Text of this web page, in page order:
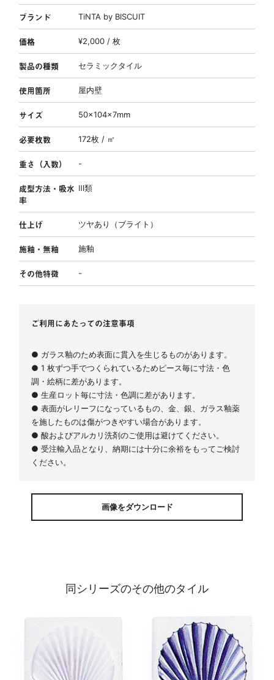
ブランド TiNTA by BISCUIT
価格 ¥2,000 / 枚
製品の種類 セラミックタイル
使用箇所 屋内壁
サイズ 50×104×7mm
必要枚数 172枚 / ㎡
重さ（入数） -
成型方法・吸水
率
Ⅲ類
仕上げ ツヤあり（ブライト）
施釉・無釉 施釉
その他特徴 -
ご利用にあたっての注意事項
● ガラス釉のため表面に貫入を生じるものがあります。
● 1 枚ずつ手でつくられているためピース毎に寸法・色
調・絵柄に差があります。
● 生産ロット毎に寸法・色調に差があります。
● 表面がレリーフになっているもの、金、銀、ガラス釉薬
を施したものは傷がつきやすい場合があります。
● 酸およびアルカリ洗剤のご使用は避けてください。
● 受注輸入品となり、納期には十分に余裕をもってご検討
ください。
画像をダウンロード
同シリーズのその他のタイル